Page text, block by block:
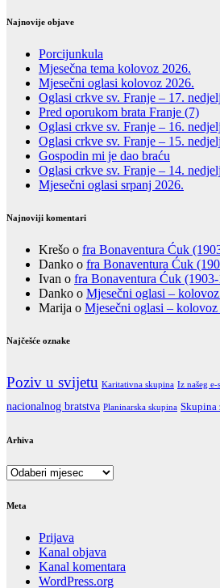
Najnovije objave
Porcijunkula
Mjesečna tema kolovoz 2026.
Mjesečni oglasi kolovoz 2026.
Oglasi crkve sv. Franje – 17.
Pred oporukom brata Franje (7)
Oglasi crkve sv. Franje – 16.
Oglasi crkve sv. Franje – 15.
Gospodin mi je dao braću
Oglasi crkve sv. Franje – 14.
Mjesečni oglasi srpanj 2026.
Najnoviji komentari
Krešo o fra Bonaventura Ćuk
Danko o fra Bonaventura Ćuk
Ivan o fra Bonaventura Ćuk
Danko o Mjesečni oglasi –
Marija o Mjesečni oglasi – kolovoz
Najčešće oznake
Poziv u svijetu Karitativna skupina Iz našeg e-
nacionalnog bratstva Planinarska skupina
Arhiva
Arhiva
Meta
Prijava
Kanal objava
Kanal komentara
WordPress.org